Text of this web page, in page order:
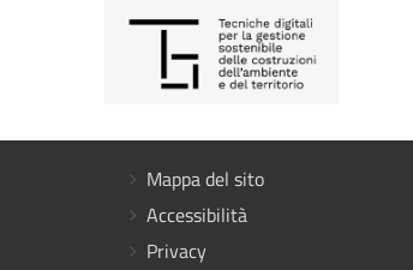
Mappa del sito
Accessibilità
Privacy